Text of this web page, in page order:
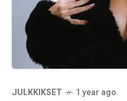
JULKKIKSET 1 year ago